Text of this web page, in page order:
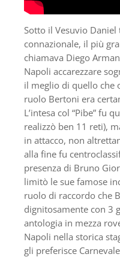
Sotto il Vesuvio
connazionale, il più
chiamava Diego
Napoli accarezzare
il meglio di quello che
ruolo Bertoni era
L’intesa col “Pibe” fu
realizzò ben 11 reti),
in attacco, non
alla fine fu
presenza di Bruno
limitò le sue famose
ruolo di raccordo che
dignitosamente con 3
antologia in mezza
Napoli nella storica
gli preferisce